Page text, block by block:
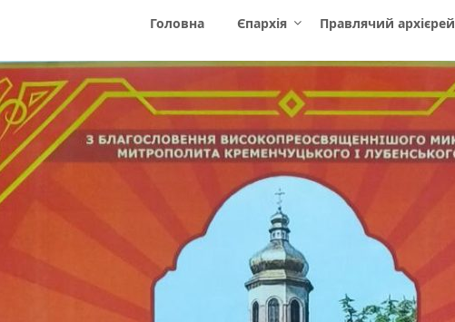
Головна Єпархія Правлячий архієрей